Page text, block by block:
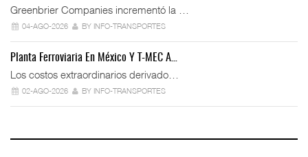
Greenbrier Companies incrementó la …
04-AGO-2026 BY INFO-TRANSPORTES
Planta Ferroviaria En México Y T-MEC A…
Los costos extraordinarios derivado…
02-AGO-2026 BY INFO-TRANSPORTES